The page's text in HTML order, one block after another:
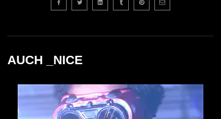
AUCH _NICE